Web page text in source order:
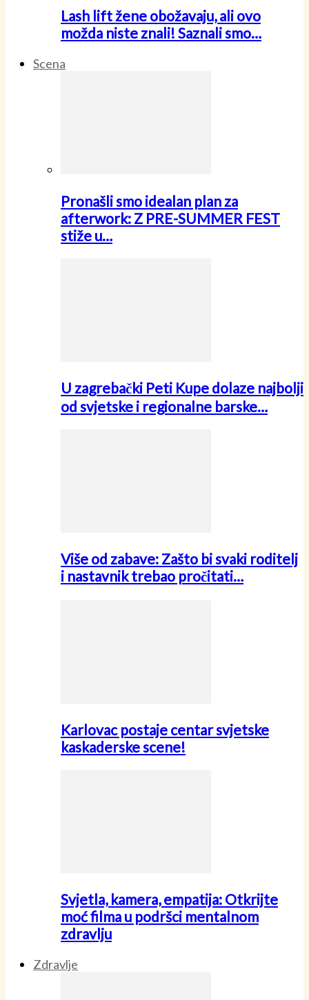
Lash lift žene obožavaju, ali ovo
možda niste znali! Saznali smo…
Scena
Pronašli smo idealan plan za
afterwork: Z PRE-SUMMER FEST
stiže u…
U zagrebački Peti Kupe dolaze najbolji
od svjetske i regionalne barske…
Više od zabave: Zašto bi svaki roditelj
i nastavnik trebao pročitati…
Karlovac postaje centar svjetske
kaskaderske scene!
Svjetla, kamera, empatija: Otkrijte
moć filma u podršci mentalnom
zdravlju
Zdravlje